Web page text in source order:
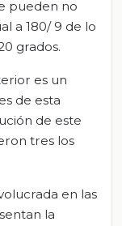
pueden no
a 180/ 9 de lo
grados.
es un
de esta
de este
tres los
en las
la